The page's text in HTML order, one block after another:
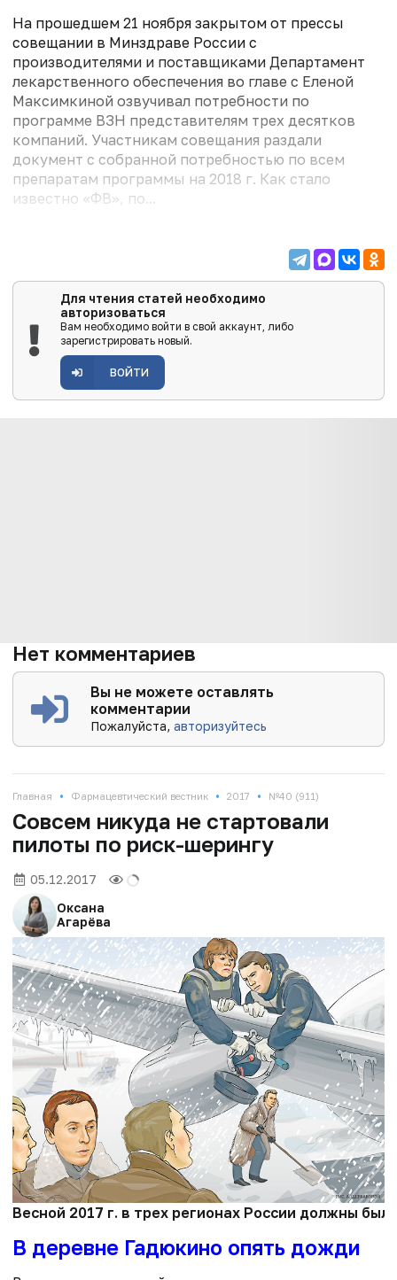
На прошедшем 21 ноября закрытом от прессы
совещании в Минздраве России с
производителями и поставщиками Департамент
лекарственного обеспечения во главе с Еленой
Максимкиной озвучивал потребности по
программе ВЗН представителям трех десятков
компаний. Участникам совещания раздали
документ с собранной потребностью по всем
препаратам программы на 2018 г. Как стало
известно «ФВ», по...
Для чтения статей необходимо
авторизоваться
Вам необходимо войти в свой аккаунт, либо
зарегистрировать новый.
ВОЙТИ
Нет комментариев
Вы не можете оставлять
комментарии
Пожалуйста,авторизуйтесь
Главная • Фармацевтический вестник • 2017 • №40 (911)
Совсем никуда не стартовали
пилоты по риск-шерингу
05.12.2017
Оксана
Агарёва
Весной 2017 г. в трех регионах России должны
В деревне Гадюкино опять дожди